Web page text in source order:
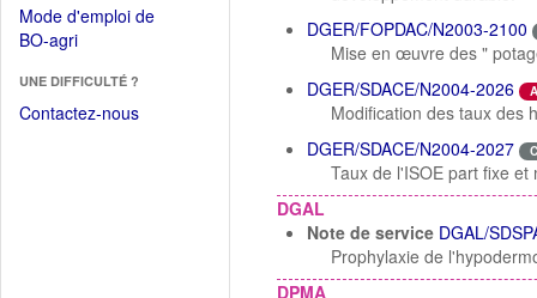
dans
une
fenêtre)
Mode d'emploi de
BO-agri(Ouvrir
une
nouvelle
UNE DIFFICULTÉ ?
Contactez-nous
DGER/FOPDAC/N2003-2100
Mise en œuvre des "
DGER/SDACE/N2004-2026
Modification des taux des
DGER/SDACE/N2004-2027
Taux de l'ISOE part fixe et
DGAL
Note de service DGAL/
Prophylaxie de
DPMA